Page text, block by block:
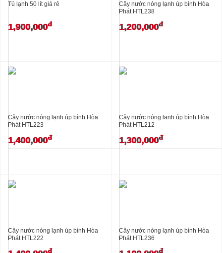
Tủ lạnh 50 lít giá rẻ
1,900,000đ
Cây nước nóng lạnh úp bình Hòa
Phát HTL238
1,200,000đ
Cây nước nóng lạnh úp bình Hòa
Phát HTL223
1,400,000đ
Cây nước nóng lạnh úp bình Hòa
Phát HTL212
1,300,000đ
Cây nước nóng lạnh úp bình Hòa
Phát HTL222
đ
Cây nước nóng lạnh úp bình Hòa
Phát HTL236
đ